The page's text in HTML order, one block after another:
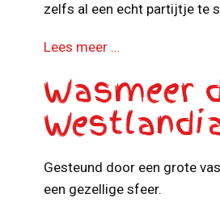
zelfs al een echt partijtje te
Lees meer …
Wasmeer
Gesteund door een grote
een gezellige sfeer.